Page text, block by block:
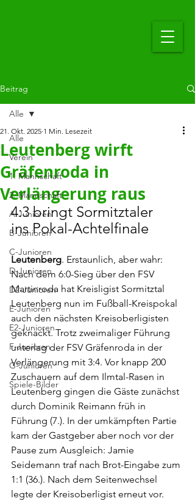
Beitrag
Alle
Verein
1. Mannschaft
2. Mannschaft
A-Junioren
B-Junioren
C-Junioren
D-Junioren
D2-Junioren
E-Junioren
E2-Junioren
F-Junioren
G-Junioren
Spiele-Bilder
Alle
Leutenberg wirft
Gräfenroda in
Verlängerung raus
21. Okt. 2025 1 Min. Lesezeit
4:3 bringt Sormitztaler
ins Pokal-Achtelfinale
Leutenberg. Erstaunlich, aber wahr:
Nach dem 6:0-Sieg über den FSV
Martinroda hat Kreisligist Sormitztal
Leutenberg nun im Fußball-Kreispokal
auch den nächsten Kreisoberligisten
geknackt. Trotz zweimaliger Führung
unterlag der FSV Gräfenroda in der
Verlängerung mit 3:4. Vor knapp 200
Zuschauern auf dem Ilmtal-Rasen in
Leutenberg gingen die Gäste zunächst
durch Dominik Reimann früh in
Führung (7.). In der umkämpften Partie
kam der Gastgeber aber noch vor der
Pause zum Ausgleich: Jamie
Seidemann traf nach Brot-Eingabe zum
1:1 (36.). Nach dem Seitenwechsel
legte der Kreisoberligist erneut vor.